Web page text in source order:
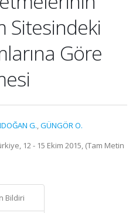
Sitesindeki
Göre
G.,GÜNGÖR O.
12 - 15 Ekim 2015, (Tam Metin
Bildiri